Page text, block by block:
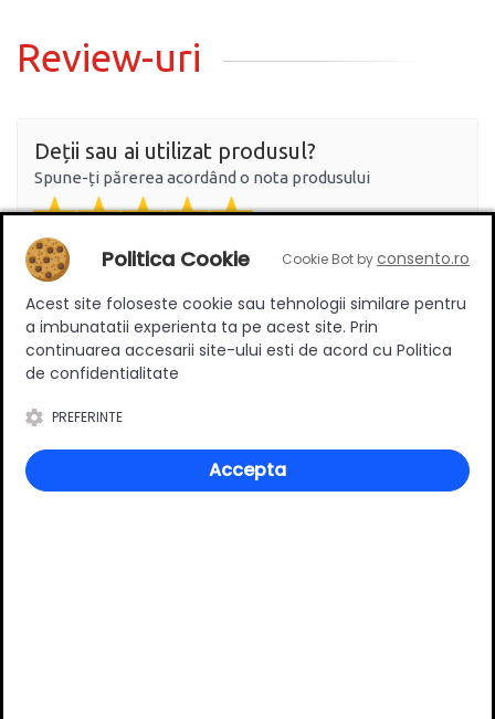
Review-uri
Deții sau ai utilizat produsul?
Spune-ți părerea acordând o nota produsului
Adaugă un review
Ratingul general al produsului
Politica Cookie Cookie Bot byconsento.ro
Acest site foloseste cookie sau tehnologii similare pentru
a imbunatatii experienta ta pe acest site. Prin
continuarea accesarii site-ului esti de acord cu Politica
de confidentialitate
PREFERINTE
Accepta